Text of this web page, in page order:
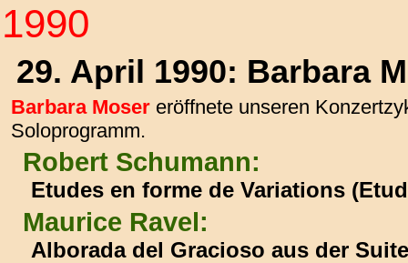
1990
29. April 1990: Barbara
Barbara Moser eröffnete unseren
Soloprogramm.
Robert Schumann:
Etudes en forme de Variations
Maurice Ravel:
Alborada del Gracioso aus der